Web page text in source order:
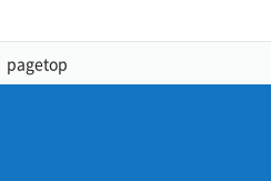
pagetop